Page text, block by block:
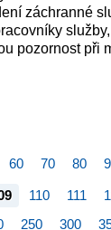
záchranné
pozornost při
60 70 80
110 111
250 300